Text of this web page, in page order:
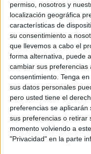
permiso, nosotros y
localización geográfica
características de
su consentimiento a
que llevemos a cabo el
forma alternativa, puede
cambiar sus
consentimiento. Tenga
sus datos personales
pero usted tiene el
preferencias se
sus preferencias o retirar
momento volviendo a
"Privacidad" en la parte